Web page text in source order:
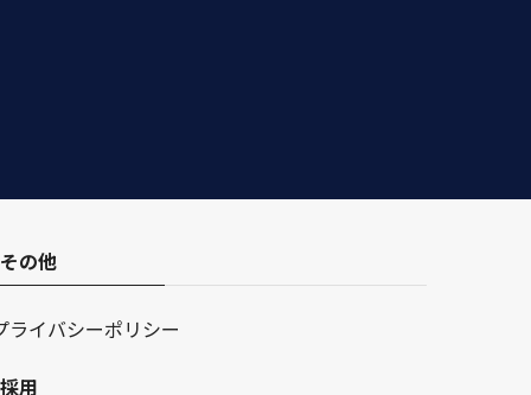
その他
ライバシーポリシー
採用